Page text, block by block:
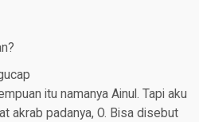
itu namanya Ainul. Tapi aku
akrab padanya, O. Bisa disebut